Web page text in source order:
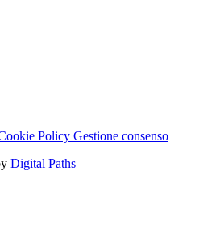
Policy Gestione consenso
Digital Paths